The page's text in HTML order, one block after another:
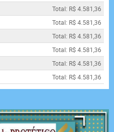
Total: R$ 4.581,36
Total: R$ 4.581,36
Total: R$ 4.581,36
Total: R$ 4.581,36
Total: R$ 4.581,36
Total: R$ 4.581,36